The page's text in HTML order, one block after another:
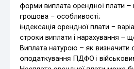
форми виплата орендної плати –
грошова – особливості;
індексація орендної плати –
строки виплати і нарахування –
Виплата натурою – як визначити
оподаткування ПДФО і